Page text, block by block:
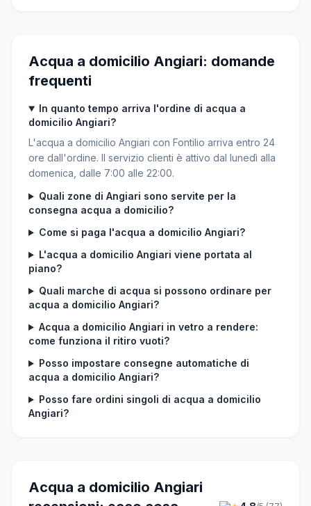
Acqua a domicilio Angiari: domande
frequenti
In quanto tempo arriva l'ordine di acqua a
domicilio Angiari?
L'acqua a domicilio Angiari con Fontilio arriva entro 24
ore dall'ordine. Il servizio clienti è attivo dal lunedì alla
domenica, dalle 7:00 alle 22:00.
Quali zone di Angiari sono servite per la
consegna acqua a domicilio?
Come si paga l'acqua a domicilio Angiari?
L'acqua a domicilio Angiari viene portata al
piano?
Quali marche di acqua si possono ordinare per
acqua a domicilio Angiari?
Acqua a domicilio Angiari in vetro a rendere:
come funziona il ritiro vuoti?
Posso impostare consegne automatiche di
acqua a domicilio Angiari?
Posso fare ordini singoli di acqua a domicilio
Angiari?
Acqua a domicilio Angiari